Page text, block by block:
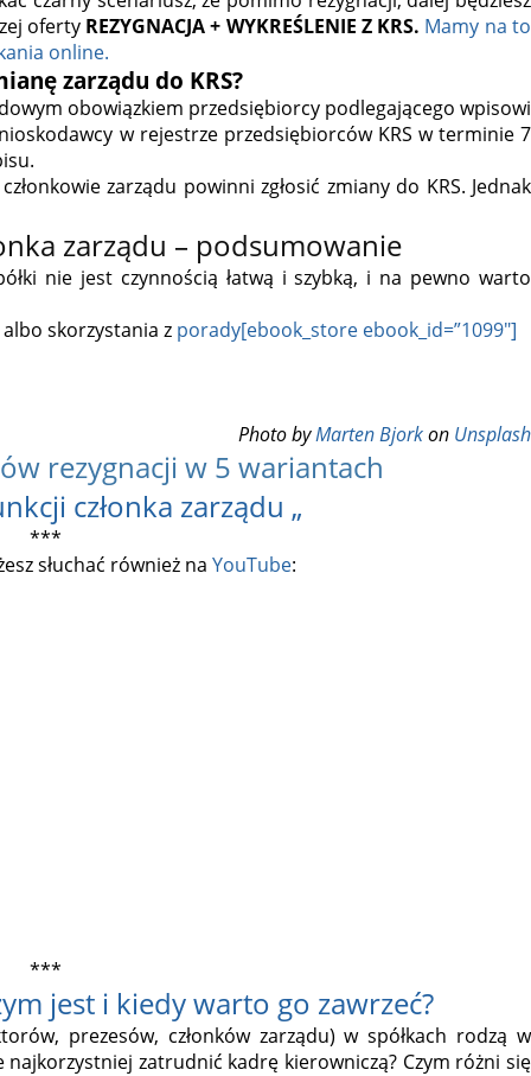
oferty REZYGNACJA + WYKREŚLENIE Z KRS. Mamy na to
online.
zarządu do KRS?
obowiązkiem przedsiębiorcy podlegającego wpisowi
w rejestrze przedsiębiorców KRS w terminie 7
zarządu powinni zgłosić zmiany do KRS. Jednak
zarządu – podsumowanie
nie jest czynnością łatwą i szybką, i na pewno warto
skorzystania z porady[ebook_store ebook_id=”1099″]
Photo byMarten Bjorkon Unsplash
rezygnacji w 5 wariantach
członka zarządu „
***
słuchać również na YouTube:
***
jest i kiedy warto go zawrzeć?
prezesów, członków zarządu) w spółkach rodzą w
zatrudnić kadrę kierowniczą? Czym różni się